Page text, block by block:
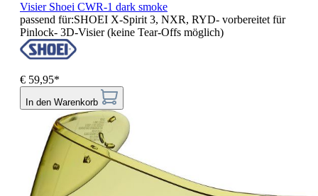
Visier Shoei CWR-1 dark smoke
passend für:SHOEI X-Spirit 3, NXR, RYD- vorbereitet für
Pinlock- 3D-Visier (keine Tear-Offs möglich)
€ 59,95*
In den Warenkorb